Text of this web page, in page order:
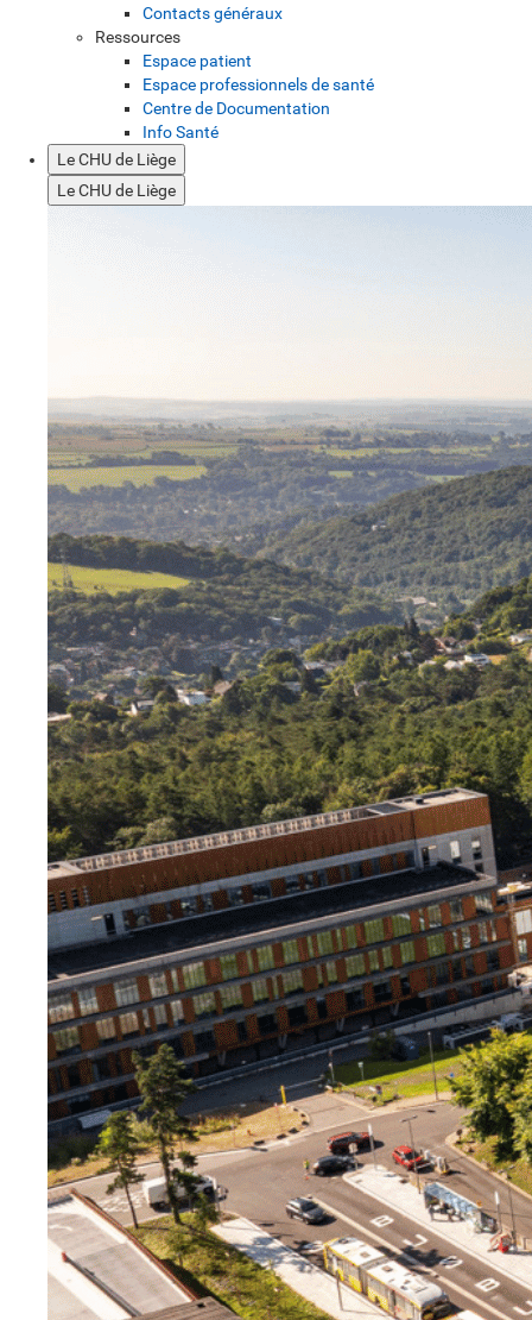
Contacts généraux
Ressources
Espace patient
Espace professionnels de santé
Centre de Documentation
Info Santé
Le CHU de Liège
Le CHU de Liège